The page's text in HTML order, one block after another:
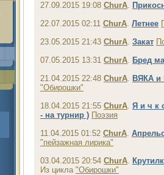
27.09.2015 19:08 ChurA.
22.07.2015 02:11 ChurA. Летнее
23.05.2015 21:43 ChurA. Закат
07.05.2015 13:31 ChurA. Бред
21.04.2015 22:48 ChurA. ВЯКА и
"Обирошки"
18.04.2015 21:55 ChurA. Я и ч к
- на турнир ) Поэзия
11.04.2015 01:52 ChurA.
"пейзажная лирика"
03.04.2015 20:54 ChurA.
Из цикла "Обирошки"